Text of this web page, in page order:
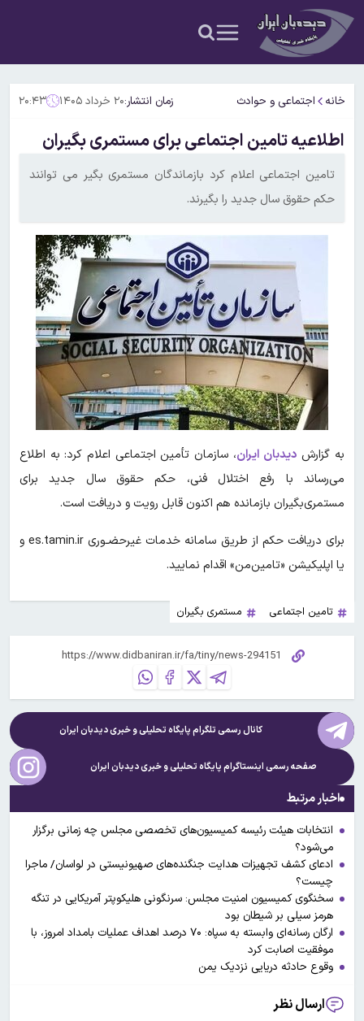
خانه اجتماعی و حوادث زمان انتشار:۲۰ خرداد ۱۴۰۵ ۲۰:۴۳
اطلاعیه تامین اجتماعی برای مستمری بگیران
تامین اجتماعی اعلام کرد بازماندگان مستمری بگیر می توانند
حکم حقوق سال جدید را بگیرند.
به گزارش دیدبان ایران، سازمان تأمین اجتماعی اعلام کرد: به اطلاع
می‌رساند با رفع اختلال فنی، حکم حقوق سال جدید برای
مستمری‌بگیران بازمانده هم اکنون قابل رویت و دریافت است.
برای دریافت حکم از طریق سامانه خدمات غیرحضـوری es.tamin.ir و
یا اپلیکیشن «تامین‌من» اقدام نمایید.
تامین اجتماعی مستمری بگیران
کانال رسمی تلگرام پایگاه تحلیلی و خبریدیدبان ایران
صفحه رسمی اینستاگرام پایگاه تحلیلی و خبریدیدبان ایران
اخبار مرتبط
انتخابات هیئت رئیسه کمیسیون‌های تخصصی مجلس چه زمانی برگزار
می‌شود؟
ادعای کشف تجهیزات هدایت جنگنده‌های صهیونیستی در لواسان/ ماجرا
چیست؟
سخنگوی کمیسیون امنیت مجلس: سرنگونی هلیکوپتر آمریکایی در تنگه
هرمز سیلی بر شیطان بود
ارگان رسانه‌ای وابسته به سپاه: ۷۰ درصد اهداف عملیات بامداد امروز، با
موفقیت اصابت کرد
وقوع حادثه دریایی نزدیک یمن
ارسال نظر